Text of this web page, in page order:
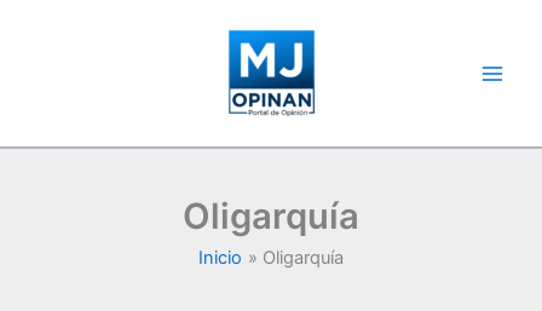
Oligarquía
Inicio Oligarquía